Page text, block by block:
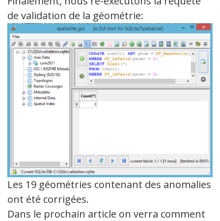
de validation de la géométrie:
Les 19 géométries contenant des anomalies
ont été corrigées.
Dans le prochain article on verra comment